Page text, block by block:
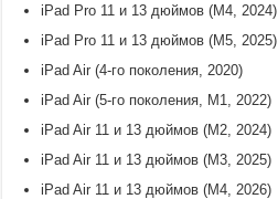
iPad Pro 11 и 13 дюймов (M4, 2024)
iPad Pro 11 и 13 дюймов (M5, 2025)
iPad Air (4-го поколения, 2020)
iPad Air (5-го поколения, M1, 2022)
iPad Air 11 и 13 дюймов (M2, 2024)
iPad Air 11 и 13 дюймов (M3, 2025)
iPad Air 11 и 13 дюймов (M4, 2026)